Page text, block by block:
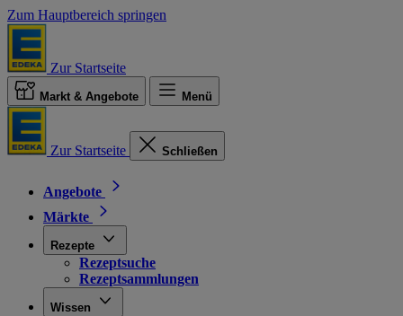
Zum Hauptbereich springen
Zur Startseite
Markt & Angebote Menü
Zur Startseite Schließen
Angebote
Märkte
Rezepte
Rezeptsuche
Rezeptsammlungen
Wissen